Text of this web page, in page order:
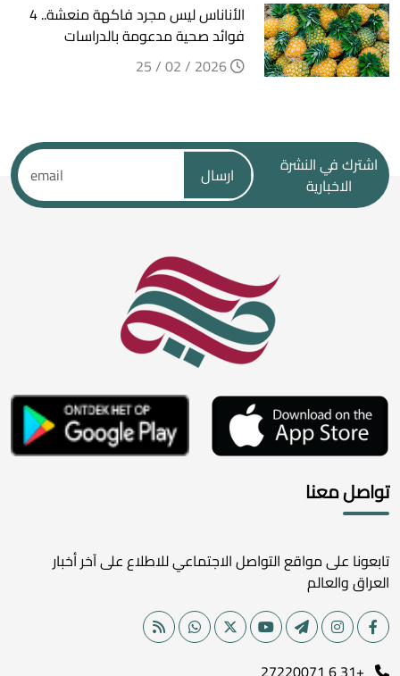
الأناناس ليس مجرد فاكهة منعشة.. 4
فوائد صحية مدعومة بالدراسات
اشترك في النشرة
الاخبارية
ارسال
تواصل معنا
تابعونا على مواقع التواصل الاجتماعي للاطلاع على آخر أخبار
العراق والعالم